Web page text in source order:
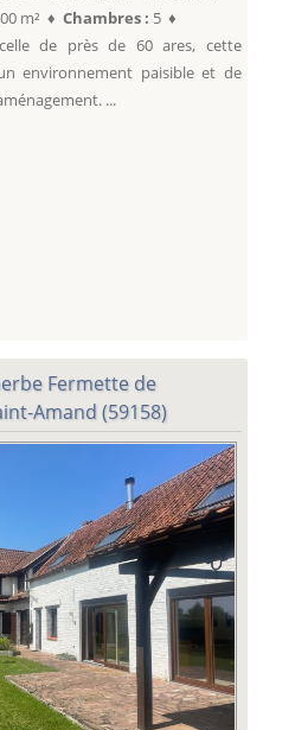
m² ♦ Chambres : 5 ♦
de près de 60 ares, cette
environnement paisible et de
...
Fermette de
Amand (59158)